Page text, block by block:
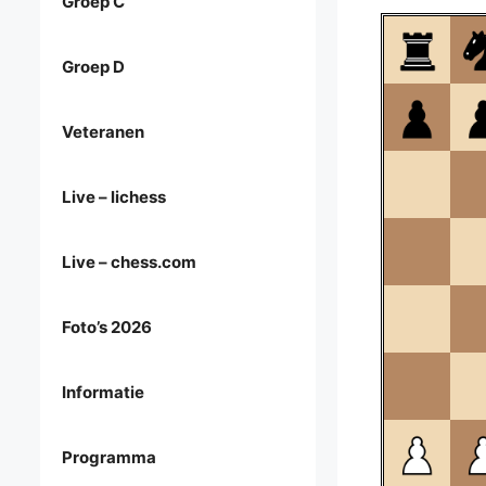
Groep D
Veteranen
Live – lichess
Live – chess.com
Foto’s 2026
Informatie
Programma